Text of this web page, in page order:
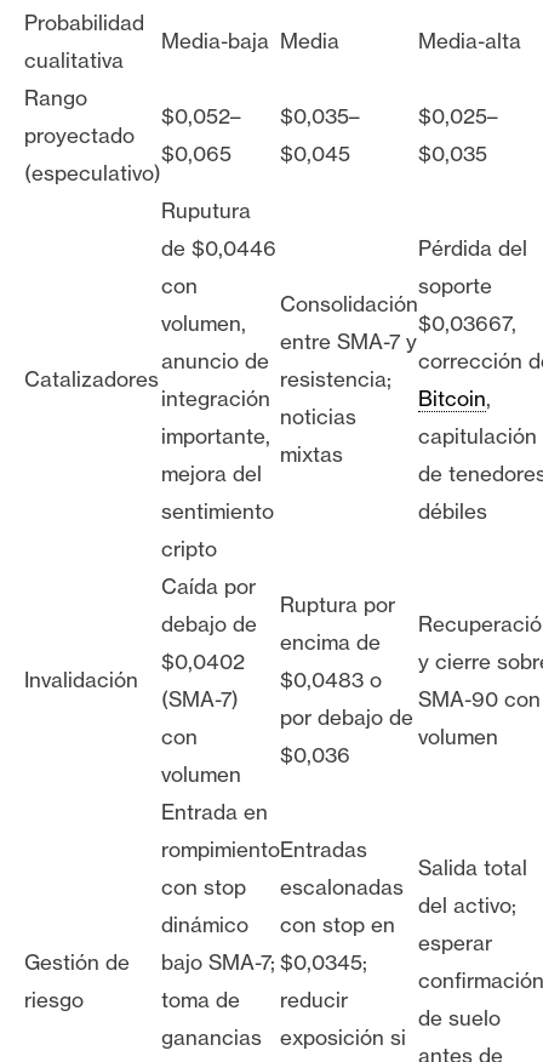
Probabilidad
cualitativa
Media-baja Media Media-alta
Rango
proyectado
(especulativo)
$0,052–
$0,065
$0,035–
$0,045
$0,025–
$0,035
Catalizadores
Ruputura
de $0,0446
con
volumen,
anuncio de
integración
importante,
mejora del
sentimiento
cripto
Consolidación
entre SMA-7 y
resistencia;
noticias
mixtas
Pérdida del
soporte
$0,03667,
corrección
Bitcoin,
capitulación
de
débiles
Invalidación
Caída por
debajo de
$0,0402
(SMA-7)
con
volumen
Ruptura por
encima de
$0,0483 o
por debajo de
$0,036
y cierre
SMA-90 con
volumen
Gestión de
riesgo
Entrada en
rompimiento
con stop
dinámico
bajo SMA-7;
toma de
ganancias
Entradas
escalonadas
con stop en
$0,0345;
reducir
exposición si
Salida total
del activo;
esperar
confirmación
de suelo
antes de